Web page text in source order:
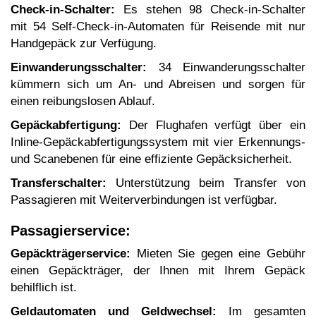
Check-in-Schalter:
Es stehen 98 Check-in-Schalter
mit 54 Self-Check-in-Automaten für Reisende mit nur
Handgepäck zur Verfügung.
Einwanderungsschalter:
34 Einwanderungsschalter
kümmern sich um An- und Abreisen und sorgen für
einen reibungslosen Ablauf.
Gepäckabfertigung:
Der Flughafen verfügt über ein
Inline-Gepäckabfertigungssystem mit vier Erkennungs-
und Scanebenen für eine effiziente Gepäcksicherheit.
Transferschalter:
Unterstützung beim Transfer von
Passagieren mit Weiterverbindungen ist verfügbar.
Passagierservice:
Gepäckträgerservice:
Mieten Sie gegen eine Gebühr
einen Gepäckträger, der Ihnen mit Ihrem Gepäck
behilflich ist.
Geldautomaten und Geldwechsel:
Im gesamten